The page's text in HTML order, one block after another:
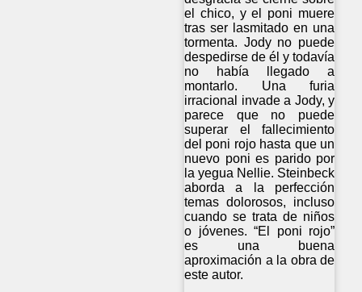
el chico, y el poni muere
tras ser lasmitado en una
tormenta. Jody no puede
despedirse de él y todavía
no había llegado a
montarlo. Una furia
irracional invade a Jody, y
parece que no puede
superar el fallecimiento
del poni rojo hasta que un
nuevo poni es parido por
la yegua Nellie. Steinbeck
aborda a la perfección
temas dolorosos, incluso
cuando se trata de niños
o jóvenes. “El poni rojo”
es una buena
aproximación a la obra de
este autor.